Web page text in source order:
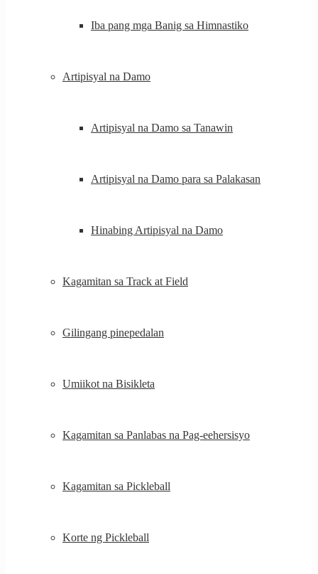
Iba pang mga Banig sa Himnastiko
Artipisyal na Damo
Artipisyal na Damo sa Tanawin
Artipisyal na Damo para sa Palakasan
Hinabing Artipisyal na Damo
Kagamitan sa Track at Field
Gilingang pinepedalan
Umiikot na Bisikleta
Kagamitan sa Panlabas na Pag-eehersisyo
Kagamitan sa Pickleball
Korte ng Pickleball